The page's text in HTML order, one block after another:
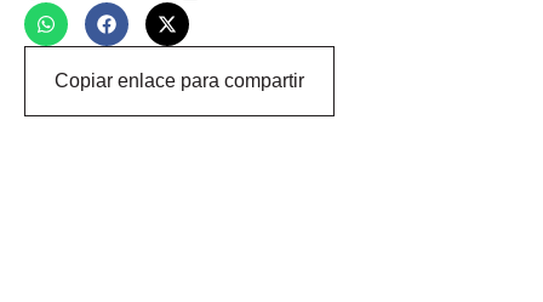
Copiar enlace para compartir